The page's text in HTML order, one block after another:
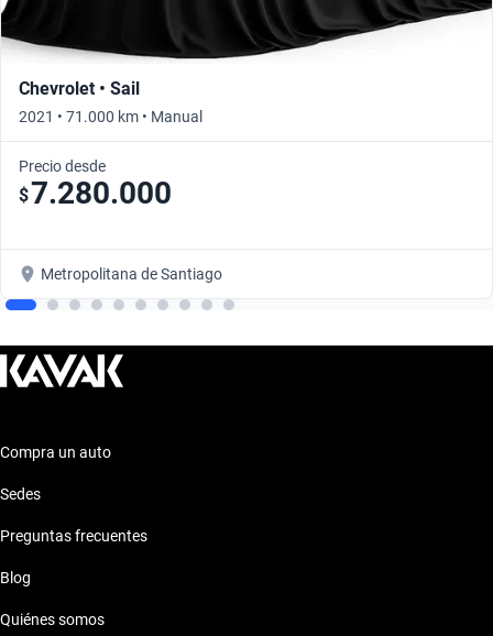
Chevrolet • Sail
2021 • 71.000 km • Manual
Precio desde
$7.280.000
Metropolitana de Santiago
Compra un auto
Sedes
Preguntas frecuentes
Blog
Quiénes somos